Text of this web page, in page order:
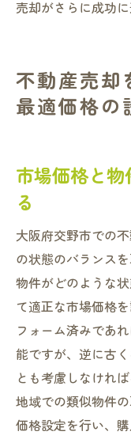
売却がさらに成功に
不動産売却
最適価格の
市場価格と
る
大阪府交野市での
の状態のバランス
物件がどのような
て適正な市場価格
フォーム済みであ
能ですが、逆に古
とも考慮しなけれ
地域での類似物件
価格設定を行い、